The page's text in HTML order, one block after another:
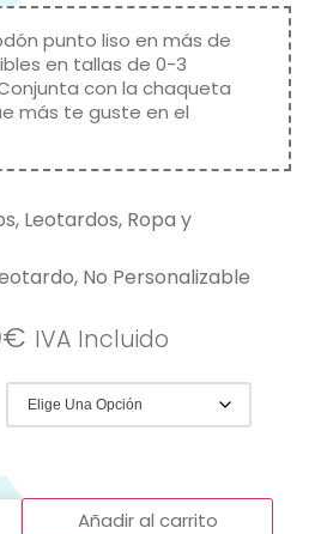
punto liso en más de
en tallas de 0-3
con la chaqueta
más te guste en el
, Leotardos, Ropa y
, No Personalizable
€ IVA Incluido
Añadir al carrito